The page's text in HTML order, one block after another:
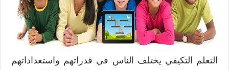
التعلم التكيفي يختلف الناس في قدراتهم واستعداداتهم